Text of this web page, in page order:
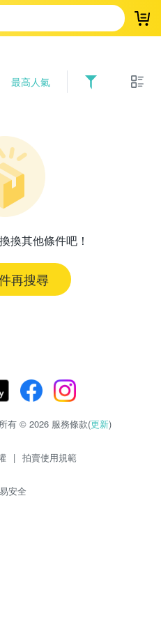
登
最高人氣
換其他條件吧！
再搜尋
有 © 2026 服務條款(更新)
| 拍賣使用規範
安全